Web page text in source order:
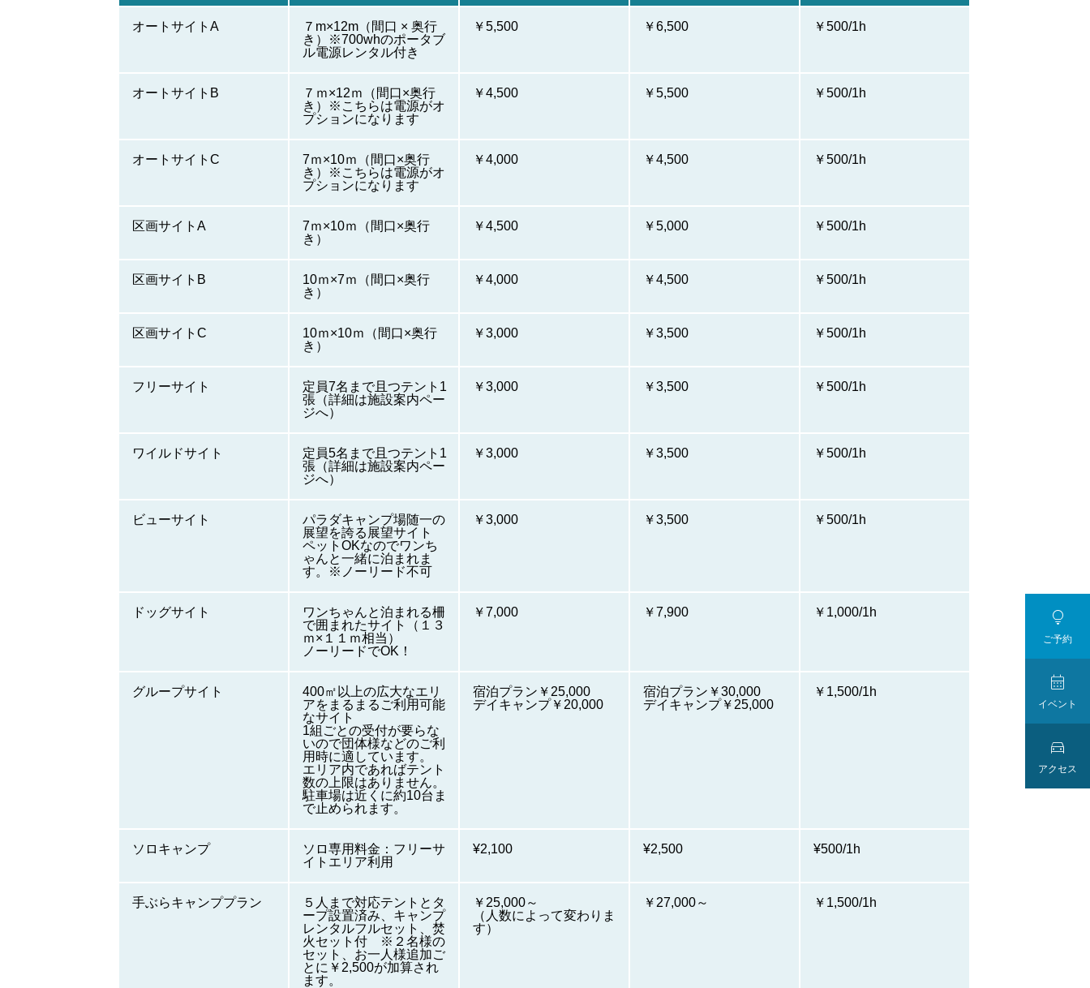
オートサイトA
７m×12m（間口 × 奥行
き）※700whのポータブ
ル電源レンタル付き
￥5,500 ￥6,500 ￥500/1h
オートサイトB
７ｍ×12ｍ（間口×奥行
き）※こちらは電源がオ
プションになります
￥4,500 ￥5,500 ￥500/1h
オートサイトC
7ｍ×10ｍ（間口×奥行
き）※こちらは電源がオ
プションになります
￥4,000 ￥4,500 ￥500/1h
区画サイトA
7ｍ×10ｍ（間口×奥行
き）
￥4,500 ￥5,000 ￥500/1h
区画サイトB
10ｍ×7ｍ（間口×奥行
き）
￥4,000 ￥4,500 ￥500/1h
区画サイトC
10ｍ×10ｍ（間口×奥行
き）
￥3,000 ￥3,500 ￥500/1h
フリーサイト
定員7名まで且つテント1
張（詳細は施設案内ペー
ジへ）
￥3,000 ￥3,500 ￥500/1h
ワイルドサイト
定員5名まで且つテント1
張（詳細は施設案内ペー
ジへ）
￥3,000 ￥3,500 ￥500/1h
ビューサイト
パラダキャンプ場随一の
展望を誇る展望サイト
ペットOKなのでワンち
ゃんと一緒に泊まれま
す。※ノーリード不可
￥3,000 ￥3,500 ￥500/1h
ドッグサイト
ワンちゃんと泊まれる柵
で囲まれたサイト（１３
ｍ×１１ｍ相当）
ノーリードでOK！
￥7,000 ￥7,900 ￥1,000/1h
グループサイト
400㎡以上の広大なエリ
アをまるまるご利用可能
なサイト
1組ごとの受付が要らな
いので団体様などのご利
用時に適しています。
エリア内であればテント
数の上限はありません。
駐車場は近くに約10台ま
で止められます。
宿泊プラン￥25,000
デイキャンプ￥20,000
宿泊プラン￥30,000
デイキャンプ￥25,000
￥1,500/1h
ソロキャンプ
ソロ専用料金：フリーサ
イトエリア利用
¥2,100 ¥2,500 ¥500/1h
手ぶらキャンププラン
５人まで対応テントとタ
ープ設置済み、キャンプ
レンタルフルセット、焚
火セット付 ※２名様の
セット、お一人様追加ご
とに￥2,500が加算され
ます。
￥25,000～
（人数によって変わりま
す）
￥27,000～ ￥1,500/1h

ご予約

イベント

アクセス